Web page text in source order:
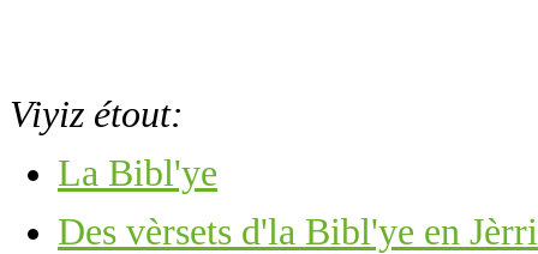
Viyiz étout:
La Bibl'ye
Des vèrsets d'la Bibl'ye en